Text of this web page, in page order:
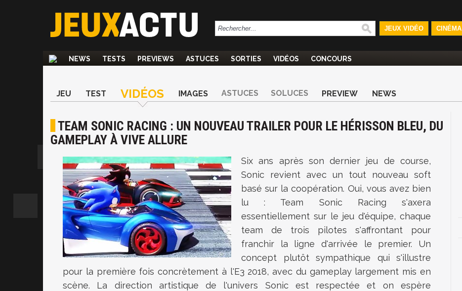
JEUX VIDÉO CINÉMA
NEWS TESTS PREVIEWS ASTUCES SORTIES VIDÉOS CONCOURS
JEU TEST VIDÉOS IMAGES ASTUCES SOLUCES PREVIEW NEWS
TEAM SONIC RACING : UN NOUVEAU TRAILER POUR LE HÉRISSON BLEU, DU
GAMEPLAY À VIVE ALLURE
Six ans après son dernier jeu de course,
Sonic revient avec un tout nouveau soft
basé sur la coopération. Oui, vous avez bien
lu : Team Sonic Racing s'axera
essentiellement sur le jeu d'équipe, chaque
team de trois pilotes s'affrontant pour
franchir la ligne d'arrivée le premier. Un
concept plutôt sympathique qui s'illustre
pour la première fois concrètement à l'E3 2018, avec du gameplay largement mis en
scène. La direction artistique de l'univers Sonic est respectée et on espère